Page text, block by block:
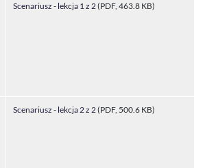
Scenariusz - lekcja 1 z 2(PDF, 463.8 KB)
Scenariusz - lekcja 2 z 2(PDF, 500.6 KB)